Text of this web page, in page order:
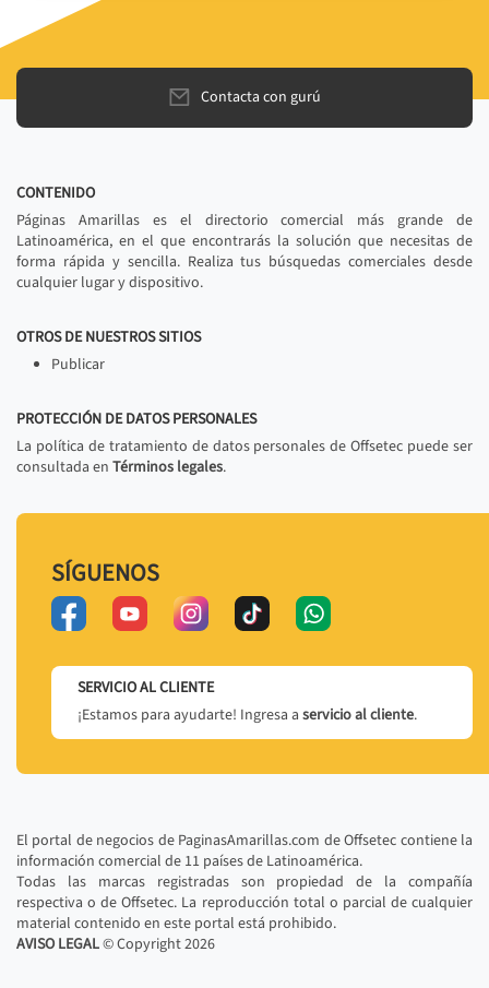
Contacta con gurú
CONTENIDO
Páginas Amarillas es el directorio comercial más grande de
Latinoamérica, en el que encontrarás la solución que necesitas de
forma rápida y sencilla. Realiza tus búsquedas comerciales desde
cualquier lugar y dispositivo.
OTROS DE NUESTROS SITIOS
Publicar
PROTECCIÓN DE DATOS PERSONALES
La política de tratamiento de datos personales de Offsetec puede ser
consultada en Términos legales.
SÍGUENOS
SERVICIO AL CLIENTE
¡Estamos para ayudarte! Ingresa a servicio al cliente.
El portal de negocios de PaginasAmarillas.com de Offsetec contiene la
información comercial de 11 países de Latinoamérica.
Todas las marcas registradas son propiedad de la compañía
respectiva o de Offsetec. La reproducción total o parcial de cualquier
material contenido en este portal está prohibido.
AVISO LEGAL© Copyright2026